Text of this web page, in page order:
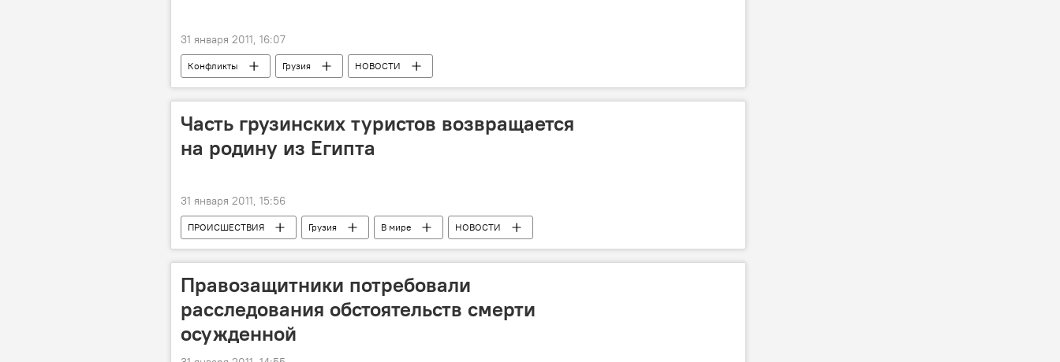
31 января 2011, 16:07
Конфликты Грузия НОВОСТИ
Часть грузинских туристов возвращается
на родину из Египта
31 января 2011, 15:56
ПРОИСШЕСТВИЯ Грузия В мире НОВОСТИ
Правозащитники потребовали
расследования обстоятельств смерти
осужденной